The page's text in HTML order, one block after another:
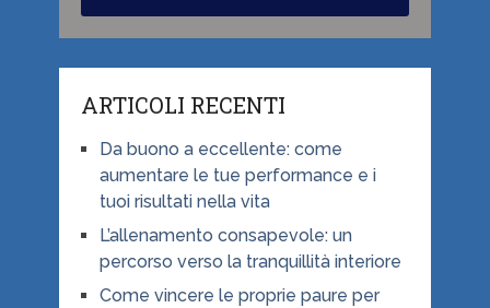
ARTICOLI RECENTI
Da buono a eccellente: come
aumentare le tue performance e i
tuoi risultati nella vita
L’allenamento consapevole: un
percorso verso la tranquillità interiore
Come vincere le proprie paure per